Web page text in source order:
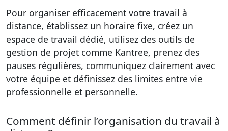
Pour organiser efficacement votre travail à
distance, établissez un horaire fixe, créez un
espace de travail dédié, utilisez des outils de
gestion de projet comme Kantree, prenez des
pauses régulières, communiquez clairement avec
votre équipe et définissez des limites entre vie
professionnelle et personnelle.
Comment définir l’organisation du travail à